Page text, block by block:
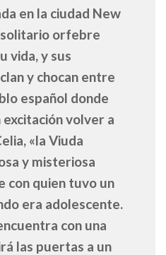
en la ciudad New
solitario orfebre
vida, y sus
y chocan entre
español donde
volver a
«la Viuda
y misteriosa
con quien tuvo un
era adolescente.
con una
las puertas a un